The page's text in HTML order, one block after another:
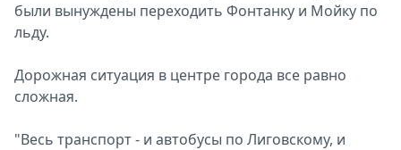
были вынуждены переходить Фонтанку и Мойку по
льду.
Дорожная ситуация в центре города все равно
сложная.
"Весь транспорт - и автобусы по Лиговскому, и